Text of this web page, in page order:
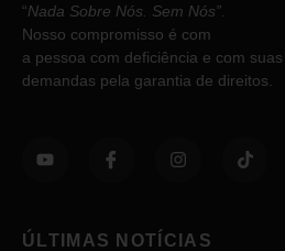
“Nada Sobre Nós. Sem Nós”
Nosso compromisso é com
a pessoa com deficiência e com
demandas pela garantia de direitos.
ÚLTIMAS NOTÍCIAS